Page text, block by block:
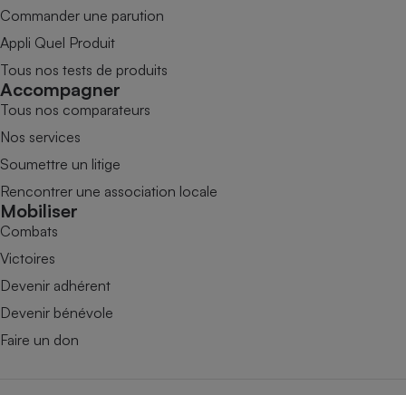
Commander une parution
Appli Quel Produit
Tous nos tests de produits
Accompagner
Tous nos comparateurs
Nos services
Soumettre un litige
Rencontrer une association locale
Mobiliser
Combats
Victoires
Devenir adhérent
Devenir bénévole
Faire un don